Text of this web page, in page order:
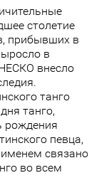
столетие
прибывших в
в
внесло
танго
танго,
рождения
певца,
связано
во всем